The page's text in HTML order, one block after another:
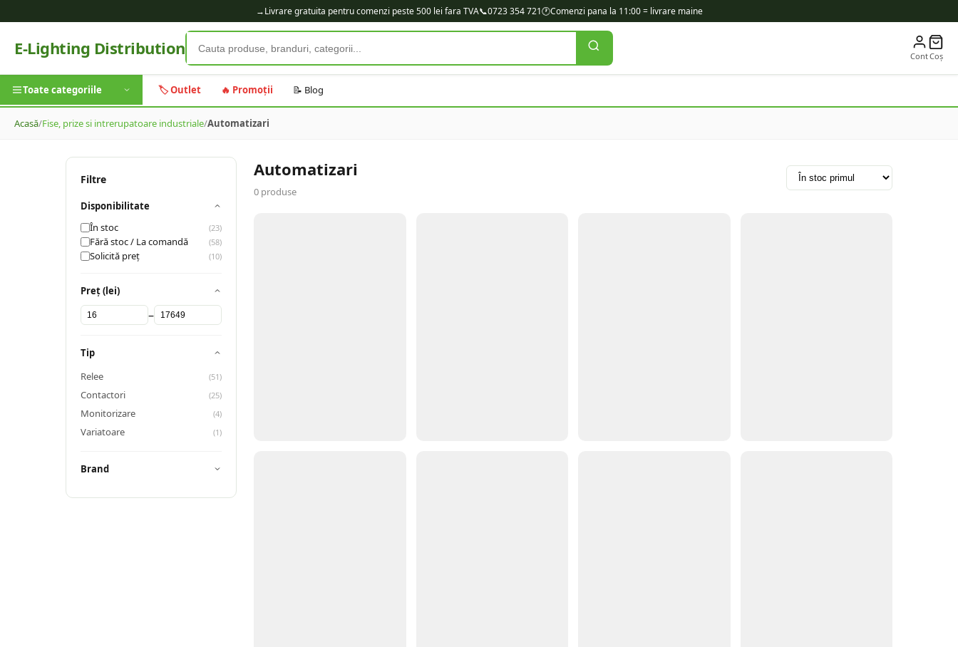
→Livrare gratuita pentru comenzi peste 500 lei fara TVA📞0723 354 721🕐Comenzi pana la 11:00 = livrare maine
E-Lighting Distribution ContCoș
Toate categoriile 🏷️ Outlet 🔥 Promoții 📝 Blog
Acasă/Fise, prize si intrerupatoare industriale/Automatizari
Filtre
Disponibilitate
În stoc
(23)
Fără stoc / La comandă (58)
Solicită preț (10)
Preț (lei)
–
Tip
Relee
(51)
Contactori (25)
Monitorizare (4)
Variatoare (1)
Brand
Automatizari
0 produse